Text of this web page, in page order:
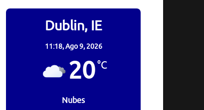
Dublin, IE
11:18,Ago 9, 2026
20°C
Nubes